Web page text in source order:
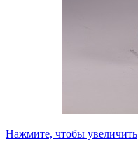
Нажмите, чтобы увеличить